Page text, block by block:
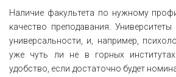
Наличие факультета по нужному
качество преподавания.
универсальности, и, например,
уже чуть ли не в горных
удобство, если достаточно будет